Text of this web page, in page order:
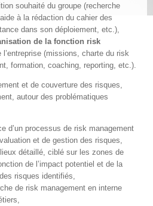
souhaité du groupe (recherche
à la rédaction du cahier des
dans son déploiement, etc.),
de la fonction risk
l’entreprise (missions, charte du risk
formation, coaching, reporting, etc.).
et de couverture des risques,
autour des problématiques
d’un processus de risk management
et de gestion des risques,
détaillé, ciblé sur les zones de
de l’impact potentiel et de la
risques identifiés,
de risk management en interne